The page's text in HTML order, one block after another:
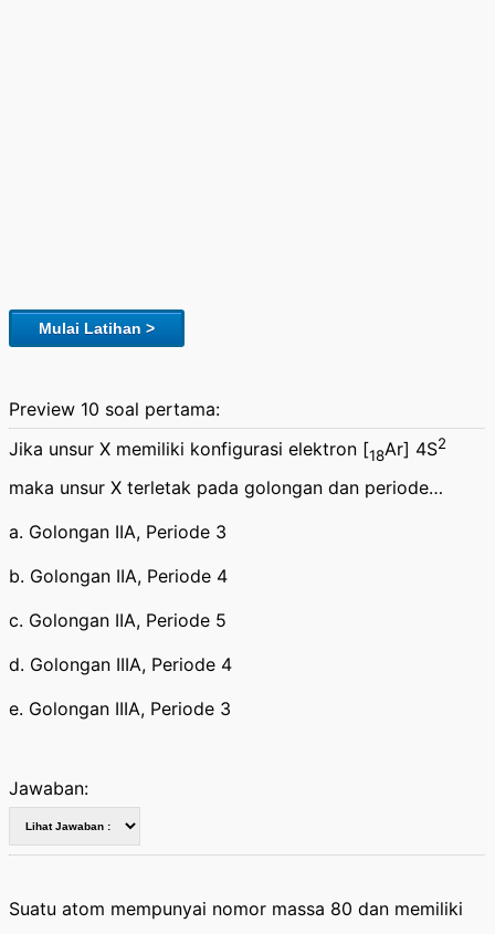
Mulai Latihan >
Preview 10 soal pertama:
Jika unsur X memiliki konfigurasi elektron [18Ar] 4S2
maka unsur X terletak pada golongan dan periode…
a. Golongan IIA, Periode 3
b. Golongan IIA, Periode 4
c. Golongan IIA, Periode 5
d. Golongan IIIA, Periode 4
e. Golongan IIIA, Periode 3
Jawaban:
Suatu atom mempunyai nomor massa 80 dan memiliki